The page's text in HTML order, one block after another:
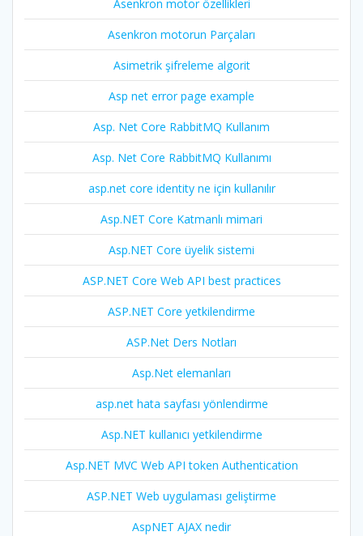
Asenkron motor özellikleri
Asenkron motorun Parçaları
Asimetrik şifreleme algorit
Asp net error page example
Asp. Net Core RabbitMQ Kullanım
Asp. Net Core RabbitMQ Kullanımı
asp.net core identity ne için kullanılır
Asp.NET Core Katmanlı mimari
Asp.NET Core üyelik sistemi
ASP.NET Core Web API best practices
ASP.NET Core yetkilendirme
ASP.Net Ders Notları
Asp.Net elemanları
asp.net hata sayfası yönlendirme
Asp.NET kullanıcı yetkilendirme
Asp.NET MVC Web API token Authentication
ASP.NET Web uygulaması geliştirme
AspNET AJAX nedir